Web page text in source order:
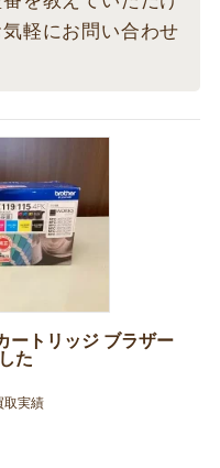
軽にお問い合わせ
ートリッジ ブラザー
た
取実績